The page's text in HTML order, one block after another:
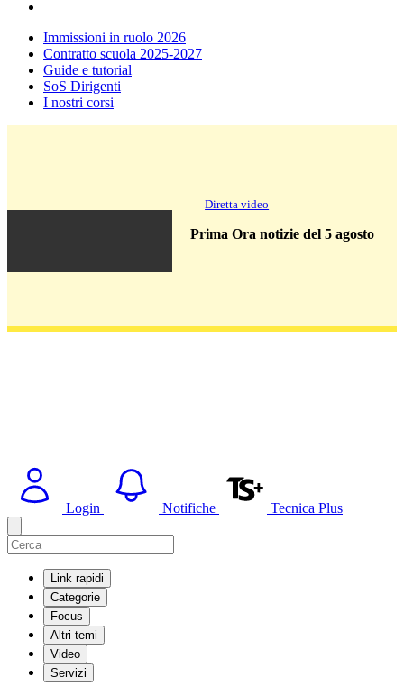
Immissioni in ruolo 2026
Contratto scuola 2025-2027
Guide e tutorial
SoS Dirigenti
I nostri corsi
Diretta video
Prima Ora notizie del 5 agosto
Login Notifiche Tecnica Plus
Link rapidi
Categorie
Focus
Altri temi
Video
Servizi